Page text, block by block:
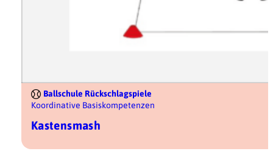
Ballschule Rückschlagspiele
Koordinative Basiskompetenzen
Kastensmash